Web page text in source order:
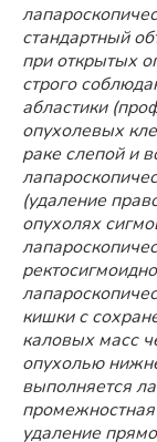
стандартный
при открытых
строго
абластики
опухолевых
раке слепой и
(удаление
опухолях
кишки с
каловых масс
опухолью
выполняется
удаление